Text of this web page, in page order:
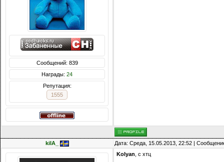
Сообщений: 839
Награды: 24
Репутация:
1555
kiIA_ Дата: Среда, 15.05.2013, 22:52 |
Kolyan , c хтц